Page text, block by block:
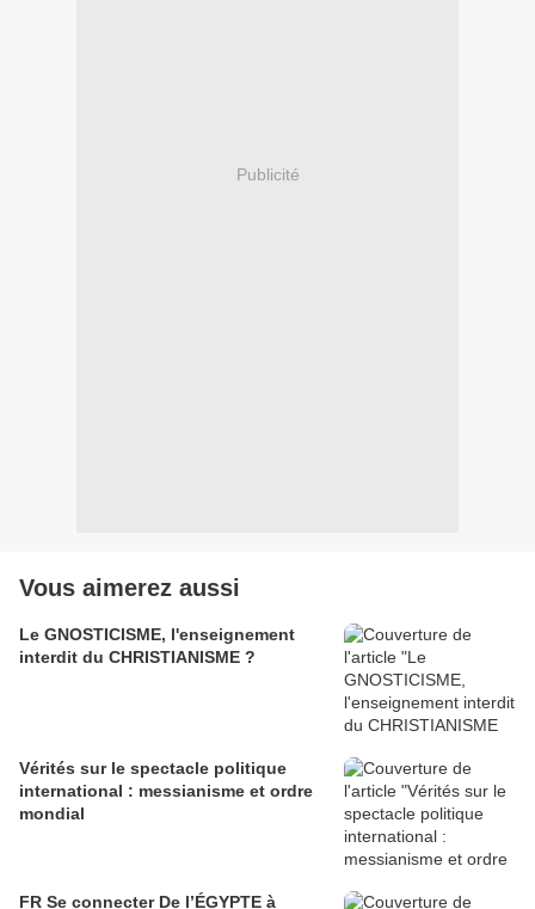
Publicité
Vous aimerez aussi
Le GNOSTICISME, l'enseignement
interdit du CHRISTIANISME ?
Vérités sur le spectacle politique
international : messianisme et ordre
mondial
FR Se connecter De l’ÉGYPTE à